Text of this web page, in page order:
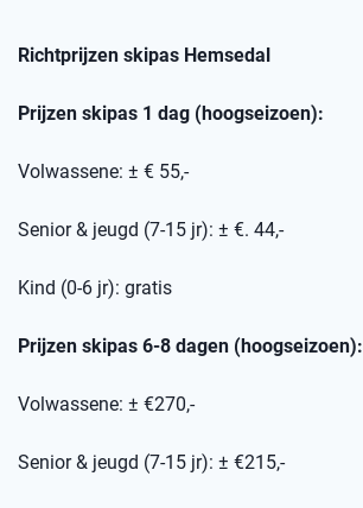
Richtprijzen skipas Hemsedal
Prijzen skipas 1 dag (hoogseizoen):
Volwassene: ± € 55,-
Senior & jeugd (7-15 jr): ± €. 44,-
Kind (0-6 jr): gratis
Prijzen skipas 6-8 dagen (hoogseizoen):
Volwassene: ± €270,-
Senior & jeugd (7-15 jr): ± €215,-